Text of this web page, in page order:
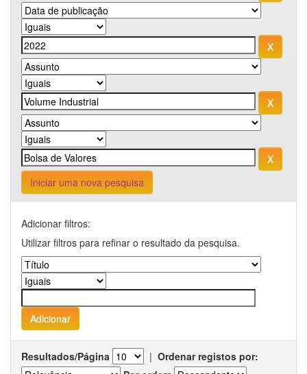
Iniciar uma nova pesquisa
Adicionar filtros:
Utilizar filtros para refinar o resultado da pesquisa.
Resultados/Página | Ordenar registos por: